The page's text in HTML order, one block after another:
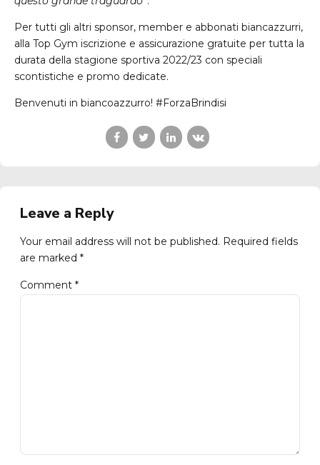
Per tutti gli altri sponsor, member e abbonati biancazzurri,
alla Top Gym iscrizione e assicurazione gratuite per tutta la
durata della stagione sportiva 2022/23 con speciali
scontistiche e promo dedicate.
Benvenuti in biancoazzurro! #ForzaBrindisi
Leave a Reply
Your email address will not be published. Required fields
are marked *
Comment *